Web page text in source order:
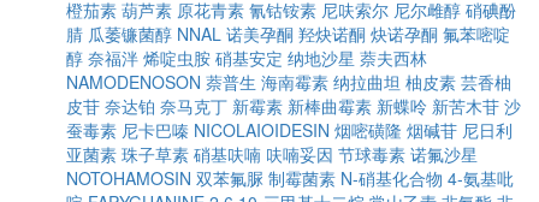
橙茄素 葫芦素 原花青素 氰钴铵素 尼呋索尔 尼尔雌醇 硝碘酚
腈 瓜萎镰菌醇 NNAL 诺美孕酮 羟炔诺酮 炔诺孕酮 氟苯嘧啶
醇 奈福泮 烯啶虫胺 硝基安定 纳地沙星 萘夫西林
NAMODENOSON 萘普生 海南霉素 纳拉曲坦 柚皮素 芸香柚
皮苷 奈达铂 奈马克丁 新霉素 新棒曲霉素 新蝶呤 新苦木苷 沙
蚕毒素 尼卡巴嗪 NICOLAIOIDESIN 烟嘧磺隆 烟碱苷 尼日利
亚菌素 珠子草素 硝基呋喃 呋喃妥因 节球毒素 诺氟沙星
NOTOHAMOSIN 双苯氟脲 制霉菌素 N-硝基化合物 4-氨基吡